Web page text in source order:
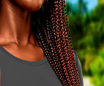
sont prêtes
Il a insisté sur la